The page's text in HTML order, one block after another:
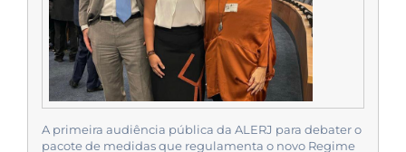
A primeira audiência pública da ALERJ para debater o
pacote de medidas que regulamenta o novo Regime